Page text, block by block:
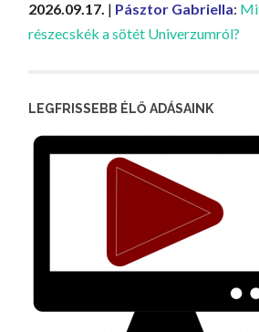
2026.09.17. | Pásztor Gabriella:
részecskék a sötét Univerzumról?
LEGFRISSEBB ÉLŐ ADÁSAINK